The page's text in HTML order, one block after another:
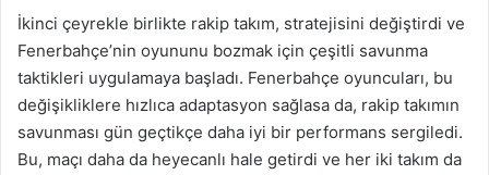
İkinci çeyrekle birlikte rakip takım, stratejisini değiştirdi ve
Fenerbahçe’nin oyununu bozmak için çeşitli savunma
taktikleri uygulamaya başladı. Fenerbahçe oyuncuları, bu
değişikliklere hızlıca adaptasyon sağlasa da, rakip takımın
savunması gün geçtikçe daha iyi bir performans sergiledi.
Bu, maçı daha da heyecanlı hale getirdi ve her iki takım da